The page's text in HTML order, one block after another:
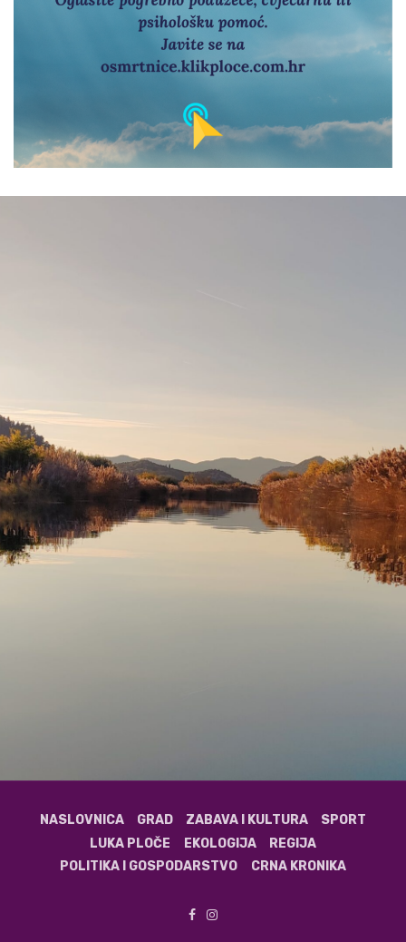
NASLOVNICA GRAD ZABAVA I KULTURA
SPORT
LUKA PLOČE
EKOLOGIJA
REGIJA
POLITIKA I GOSPODARSTVO
CRNA KRONIKA